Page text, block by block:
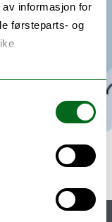
informasjon for
førsteparts- og